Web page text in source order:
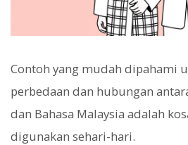
Contoh yang mudah dipahami
perbedaan dan hubungan
dan Bahasa Malaysia adalah
digunakan sehari-hari.